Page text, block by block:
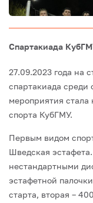
Спартакиада
27.09.2023 года на
спартакиада среди
мероприятия стала
спорта КубГМУ.
Первым видом
Шведская
нестандартными
эстафетной
старта, вторая –